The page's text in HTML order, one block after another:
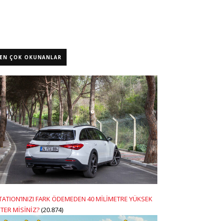
EN ÇOK OKUNANLAR
FARK ÖDEMEDEN 40 MİLİMETRE YÜKSEK
MİSİNİZ?(20.874)